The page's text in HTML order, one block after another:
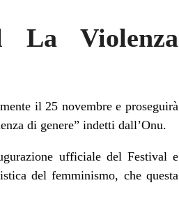
La Violenza
il 25 novembre e proseguirà
di genere” indetti dall’Onu.
ufficiale del Festival e
del femminismo, che questa